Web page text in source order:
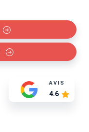
AVIS
4.6